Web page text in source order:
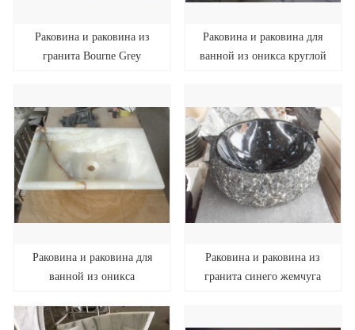
Раковина и раковина из
гранита Bourne Grey
Раковина и раковина для
ванной из оникса круглой
Раковина и раковина для
ванной из оникса
Раковина и раковина из
гранита синего жемчуга